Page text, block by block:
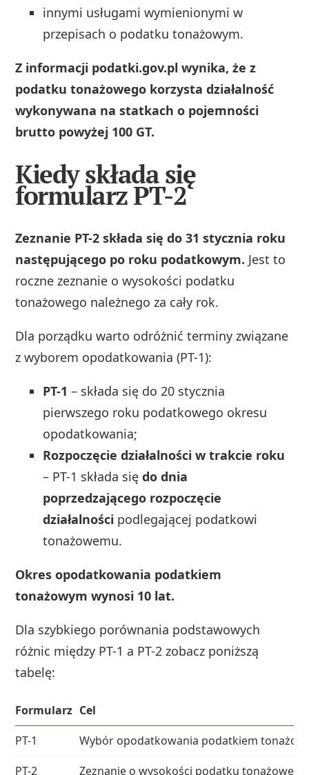
innymi usługami wymienionymi w
przepisach o podatku tonażowym.
Z informacji podatki.gov.pl wynika, że z
podatku tonażowego korzysta działalność
wykonywana na statkach o pojemności
brutto powyżej 100 GT.
Kiedy składa się
formularz PT-2
Zeznanie PT-2 składa się do 31 stycznia roku
następującego po roku podatkowym. Jest to
roczne zeznanie o wysokości podatku
tonażowego należnego za cały rok.
Dla porządku warto odróżnić terminy związane
z wyborem opodatkowania (PT-1):
PT-1 – składa się do 20 stycznia
pierwszego roku podatkowego okresu
opodatkowania;
Rozpoczęcie działalności w trakcie roku
– PT-1 składa siędo dnia
poprzedzającego rozpoczęcie
działalności podlegającej podatkowi
tonażowemu.
Okres opodatkowania podatkiem
tonażowym wynosi 10 lat.
Dla szybkiego porównania podstawowych
różnic między PT-1 a PT-2 zobacz poniższą
tabelę:
Formularz Cel
PT-1
Wybór opodatkowania podatkiem
PT-2
Zeznanie o wysokości podatku